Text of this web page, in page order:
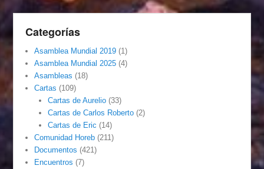
Categorías
Asamblea Mundial 2019 (1)
Asamblea Mundial 2025 (4)
Asambleas (18)
Cartas (109)
Cartas de Aurelio(33)
Cartas de Carlos Roberto(2)
Cartas de Eric (14)
Comunidad Horeb (211)
Documentos (421)
Encuentros (7)